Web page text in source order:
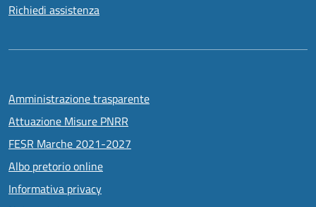
Richiedi assistenza
Amministrazione trasparente
Attuazione Misure PNRR
FESR Marche 2021-2027
Albo pretorio online
Informativa privacy